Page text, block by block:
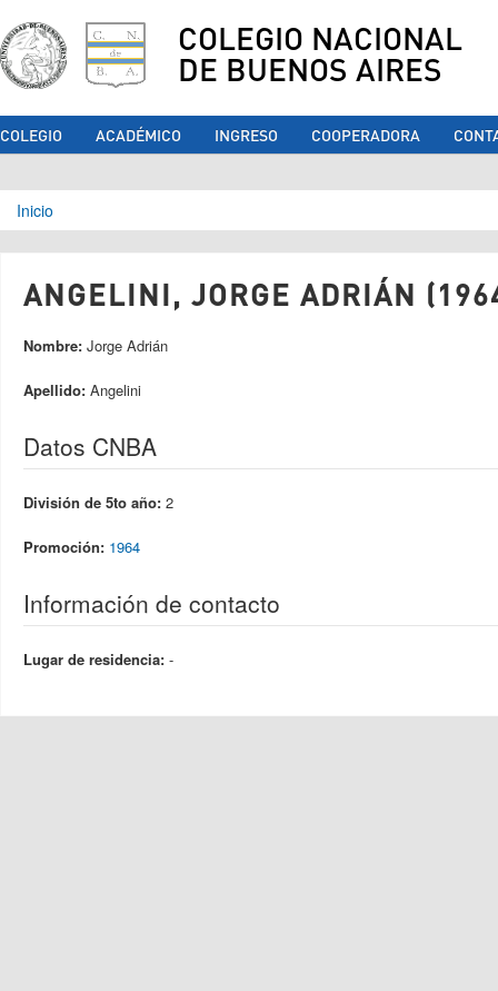
COLEGIO NACIONAL
DE BUENOS AIRES
COLEGIO ACADÉMICO INGRESO COOPERADORA
Se encuentra usted aquí
Inicio
ANGELINI, JORGE ADRIÁN
Nombre: Jorge Adrián
Apellido: Angelini
Datos CNBA
División de 5to año: 2
Promoción: 1964
Información de contacto
Lugar de residencia: -